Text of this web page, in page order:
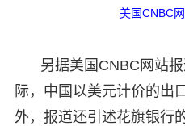
美国CNBC
另据美国CNBC网站
际，中国以美元计价的出
外，报道还引述花旗银行